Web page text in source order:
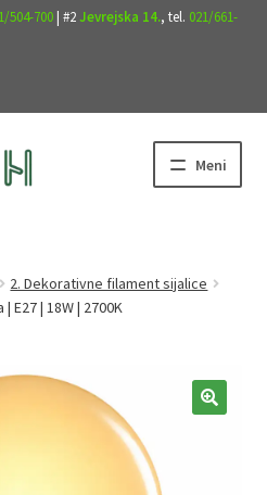
504-700| #2Jevrejska 14., tel. 021/661-
Meni
2. Dekorativne filament sijalice
E27 | 18W | 2700K